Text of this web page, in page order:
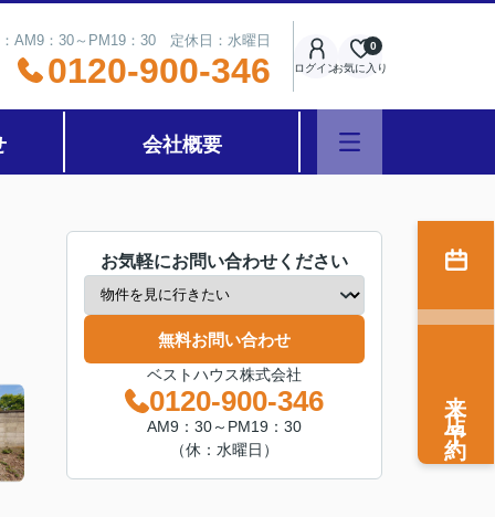
AM9：30～PM19：30 定休日：水曜日
0120-900-346 ログインお気に入り
0
会社概要
お気軽にお問い合わせください
無料お問い合わせ
ベストハウス株式会社
0120-900-346
AM9：30～PM19：30
（休：水曜日）
来店予約